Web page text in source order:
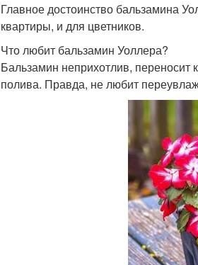
Главное достоинство бальзамина
квартиры, и для цветников.
Что любит бальзамин Уоллера?
Бальзамин неприхотлив, переносит
полива. Правда, не любит